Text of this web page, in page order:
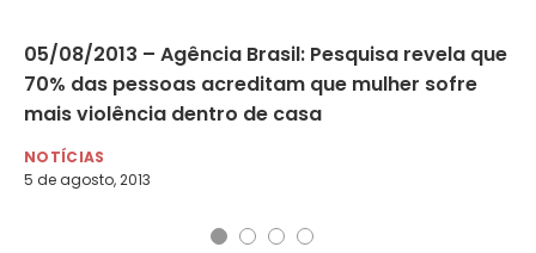
05/08/2013 – Agência Brasil: Pesquisa revela que
70% das pessoas acreditam que mulher sofre
mais violência dentro de casa
NOTÍCIAS
5 de agosto, 2013